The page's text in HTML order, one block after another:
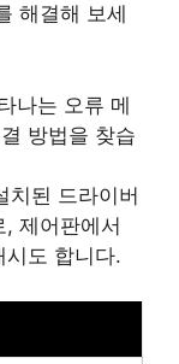
해결해 보세
나는 오류 메
방법을 찾습
치된 드라이버
제어판에서
시도 합니다.